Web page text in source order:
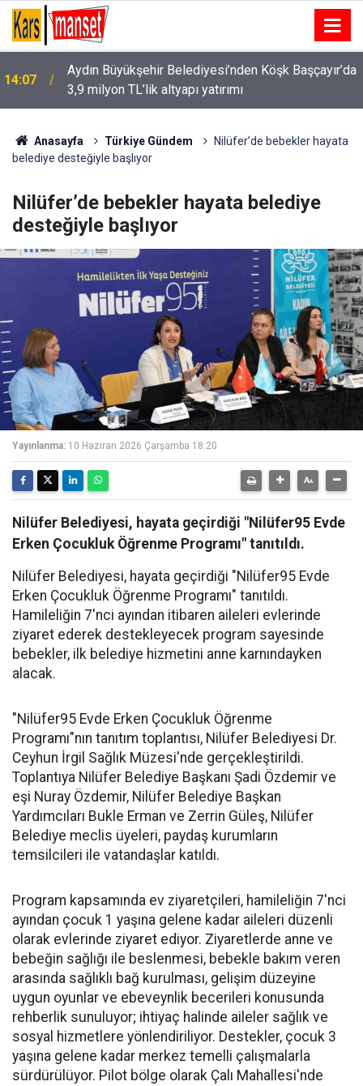
14:05 Başkan Genç Mısır televizyonuna Trabzon’u anlattı
Anasayfa Türkiye Gündem
Nilüfer’de bebekler hayata
belediye desteğiyle başlıyor
Nilüfer’de bebekler hayata belediye
desteğiyle başlıyor
Yayınlanma: 10 Haziran 2026 Çarşamba 18:20
Nilüfer Belediyesi, hayata geçirdiği "Nilüfer95 Evde
Erken Çocukluk Öğrenme Programı" tanıtıldı.
Nilüfer Belediyesi, hayata geçirdiği "Nilüfer95 Evde
Erken Çocukluk Öğrenme Programı" tanıtıldı.
Hamileliğin 7'nci ayından itibaren aileleri evlerinde
ziyaret ederek destekleyecek program sayesinde
bebekler, ilk belediye hizmetini anne karnındayken
alacak.
"Nilüfer95 Evde Erken Çocukluk Öğrenme
Programı"nın tanıtım toplantısı, Nilüfer Belediyesi Dr.
Ceyhun İrgil Sağlık Müzesi'nde gerçekleştirildi.
Toplantıya Nilüfer Belediye Başkanı Şadi Özdemir ve
eşi Nuray Özdemir, Nilüfer Belediye Başkan
Yardımcıları Bukle Erman ve Zerrin Güleş, Nilüfer
Belediye meclis üyeleri, paydaş kurumların
temsilcileri ile vatandaşlar katıldı.
Program kapsamında ev ziyaretçileri, hamileliğin 7'nci
ayından çocuk 1 yaşına gelene kadar aileleri düzenli
olarak evlerinde ziyaret ediyor. Ziyaretlerde anne ve
bebeğin sağlığı ile beslenmesi, bebekle bakım veren
arasında sağlıklı bağ kurulması, gelişim düzeyine
uygun oyunlar ve ebeveynlik becerileri konusunda
rehberlik sunuluyor; ihtiyaç halinde aileler sağlık ve
sosyal hizmetlere yönlendiriliyor. Destekler, çocuk 3
yaşına gelene kadar merkez temelli çalışmalarla
sürdürülüyor. Pilot bölge olarak Çalı Mahallesi'nde